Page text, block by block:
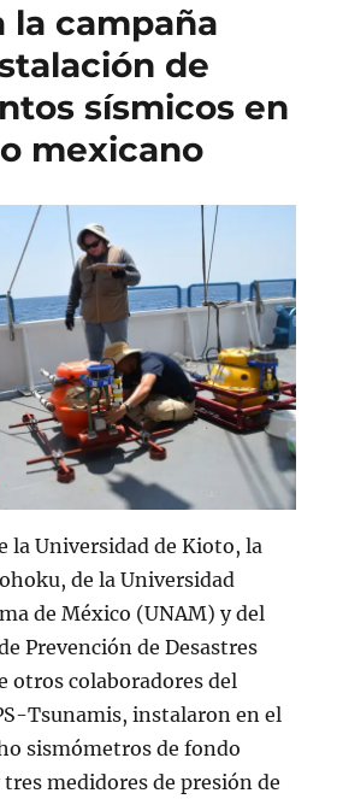
la campaña
de
sísmicos en
mexicano
la Universidad de Kioto, la
de la Universidad
de México (UNAM) y del
Prevención de Desastres
otros colaboradores del
Tsunamis, instalaron en el
sismómetros de fondo
tres medidores de presión de